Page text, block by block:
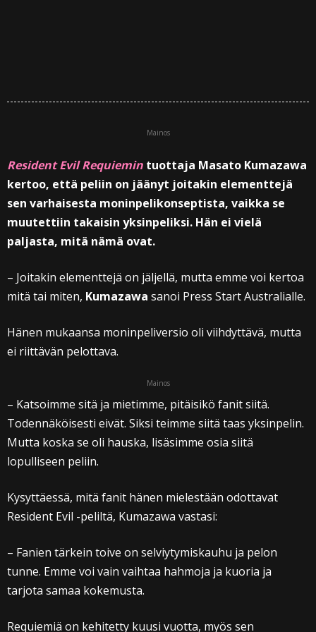
Mainos
Resident Evil Requiemin tuottaja Masato Kumazawa
kertoo, että peliin on jäänyt joitakin elementtejä
sen varhaisesta moninpelikonseptista, vaikka se
muutettiin takaisin yksinpeliksi. Hän ei vielä
paljasta, mitä nämä ovat.
– Joitakin elementtejä on jäljellä, mutta emme voi kertoa
mitä tai miten, Kumazawa sanoi Press Start Australialle.
Hänen mukaansa moninpeliversio oli viihdyttävä, mutta
ei riittävän pelottava.
Mainos
– Katsoimme sitä ja mietimme, pitäisikö fanit siitä.
Todennäköisesti eivät. Siksi teimme siitä taas yksinpelin.
Mutta koska se oli hauska, lisäsimme osia siitä
lopulliseen peliin.
Kysyttäessä, mitä fanit hänen mielestään odottavat
Resident Evil -peliltä, Kumazawa vastasi:
– Fanien tärkein toive on selviytymiskauhu ja pelon
tunne. Emme voi vain vaihtaa hahmoja ja kuoria ja
tarjota samaa kokemusta.
Requiemiä on kehitetty kuusi vuotta, myös sen